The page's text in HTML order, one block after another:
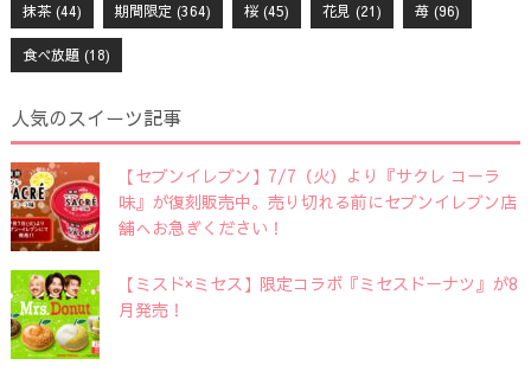
抹茶(44) 期間限定 (364) 桜(45) 花見 (21) 苺(96)
食べ放題(18)
人気のスイーツ記事
【セブンイレブン】7/7（火）より『サクレ コーラ
味』が復刻販売中。売り切れる前にセブンイレブン店
舗へお急ぎください！
【ミスド×ミセス】限定コラボ『ミセスドーナツ』が8
月発売！